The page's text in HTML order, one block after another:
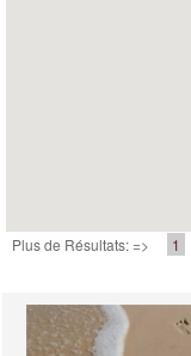
Plus de Résultats: => 1